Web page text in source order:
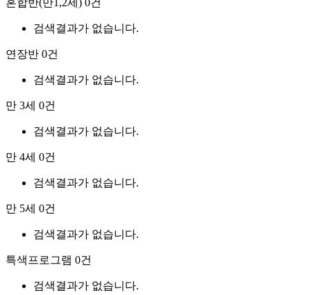
혼합반(만1,2세) 0건
검색결과가 없습니다.
연장반 0건
검색결과가 없습니다.
만 3세 0건
검색결과가 없습니다.
만 4세 0건
검색결과가 없습니다.
만 5세 0건
검색결과가 없습니다.
특색프로그램 0건
검색결과가 없습니다.